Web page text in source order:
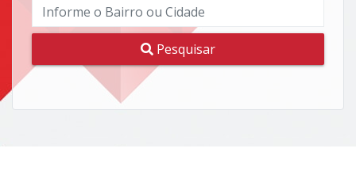
Pesquisar